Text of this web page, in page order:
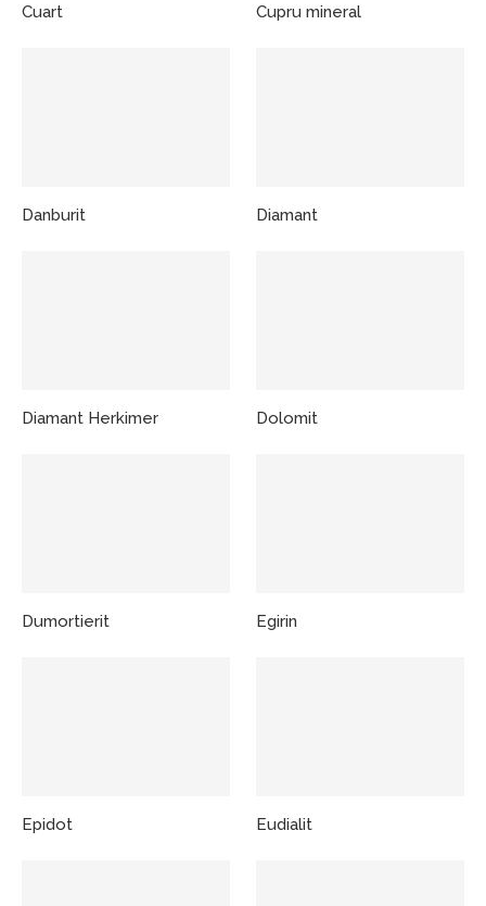
Cuart Cupru mineral
Danburit Diamant
Diamant Herkimer Dolomit
Dumortierit Egirin
Epidot Eudialit